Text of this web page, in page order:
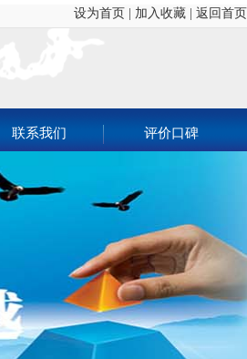
设为首页 加入收藏| 返回首页
联系我们 评价口碑